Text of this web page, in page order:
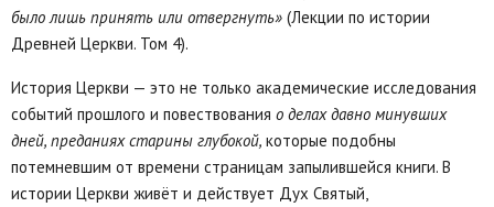
было лишь принять или отвергнуть» (Лекции по истории
Древней Церкви. Том 4).
История Церкви — это не только академические исследования
событий прошлого и повествования о делах давно минувших
дней, преданиях старины глубокой, которые подобны
потемневшим от времени страницам запылившейся книги. В
истории Церкви живёт и действует Дух Святый,